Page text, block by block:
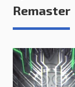
Remaster